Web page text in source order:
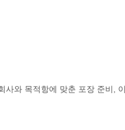
와 목적항에 맞춘 포장 준비,